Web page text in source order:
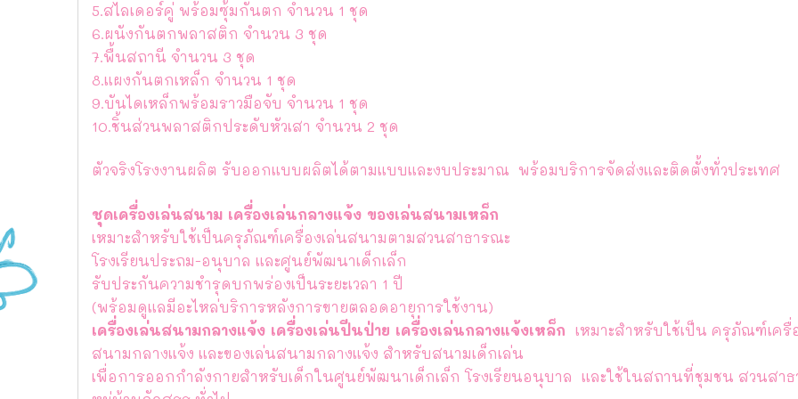
5.สไลเดอร์คู่ พร้อมซุ้มกันตก จำนวน 1 ชุด
6.ผนังกันตกพลาสติก จำนวน 3 ชุด
7.พื้นสถานี จำนวน 3 ชุด
8.แผงกันตกเหล็ก จำนวน 1 ชุด
9.บันไดเหล็กพร้อมราวมือจับ จำนวน 1 ชุด
10.ชิ้นส่วนพลาสติกประดับหัวเสา จำนวน 2 ชุด
ตัวจริงโรงงานผลิต รับออกแบบผลิตได้ตามแบบและงบประมาณ พร้อมบริการจัดส่งและติดตั้งทั่วประเทศ
ชุดเครื่องเล่นสนาม เครื่องเล่นกลางแจ้ง ของเล่นสนามเหล็ก
เหมาะสำหรับใช้เป็นครุภัณฑ์เครื่องเล่นสนามตามสวนสาธารณะ
โรงเรียนประถม-อนุบาล และศูนย์พัฒนาเด็กเล็ก
รับประกันความชำรุดบกพร่องเป็นระยะเวลา 1 ปี
(พร้อมดูแลมีอะไหล่บริการหลังการขายตลอดอายุการใช้งาน)
เครื่องเล่นสนามกลางแจ้ง เครื่องเล่นปีนป่าย เครื่องเล่นกลางแจ้งเหล็ก เหมาะสำหรับใช้เป็น ครุภัณฑ์เครื่
สนามกลางแจ้ง และของเล่นสนามกลางแจ้ง สำหรับสนามเด็กเล่น
เพื่อการออกกำลังกายสำหรับเด็กในศูนย์พัฒนาเด็กเล็ก โรงเรียนอนุบาล และใช้ในสถานที่ชุมชน สวนสาธ